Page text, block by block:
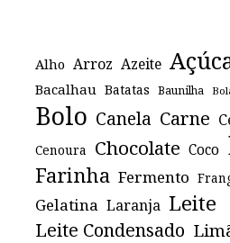
Alho Arroz Azeite
Bacalhau Batatas Baunilha
Bolo Canela Carne
Cenoura Chocolate Coco
Farinha Fermento
Gelatina Laranja Leite
Leite Condensado